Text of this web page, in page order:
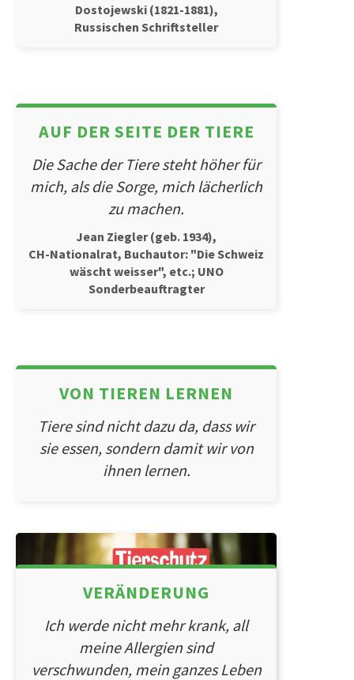
Dostojewski (1821-1881),
Russischen Schriftsteller
AUF DER SEITE DER TIERE
Die Sache der Tiere steht höher für
mich, als die Sorge, mich lächerlich
zu machen.
Jean Ziegler (geb. 1934),
CH-Nationalrat, Buchautor: "Die Schweiz
wäscht weisser", etc.; UNO
Sonderbeauftragter
VON TIEREN LERNEN
Tiere sind nicht dazu da, dass wir
sie essen, sondern damit wir von
ihnen lernen.
VERÄNDERUNG
Ich werde nicht mehr krank, all
meine Allergien sind
verschwunden, mein ganzes Leben